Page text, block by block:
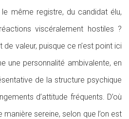
même registre, du candidat élu,
viscéralement hostiles ?
valeur, puisque ce n’est point ici
une personnalité ambivalente, en
de la structure psychique
d’attitude fréquents. D’où
manière sereine, selon que l’on est